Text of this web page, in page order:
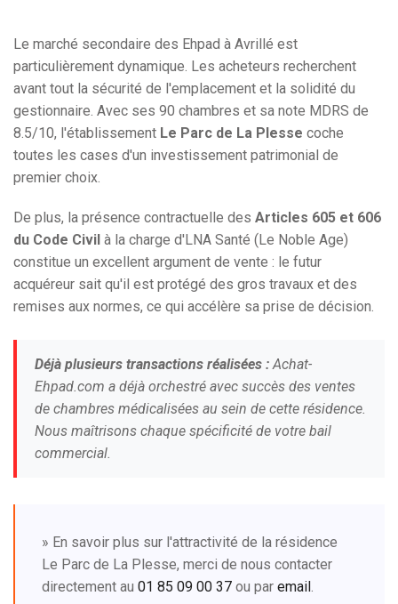
Le marché secondaire des Ehpad à Avrillé est
particulièrement dynamique. Les acheteurs recherchent
avant tout la sécurité de l'emplacement et la solidité du
gestionnaire. Avec ses 90 chambres et sa note MDRS de
8.5/10, l'établissement Le Parc de La Plesse coche
toutes les cases d'un investissement patrimonial de
premier choix.
De plus, la présence contractuelle des Articles 605 et 606
du Code Civil à la charge d'LNA Santé (Le Noble Age)
constitue un excellent argument de vente : le futur
acquéreur sait qu'il est protégé des gros travaux et des
remises aux normes, ce qui accélère sa prise de décision.
Déjà plusieurs transactions réalisées : Achat-
Ehpad.com a déjà orchestré avec succès des ventes
de chambres médicalisées au sein de cette résidence.
Nous maîtrisons chaque spécificité de votre bail
commercial.
» En savoir plus sur l'attractivité de la résidence
Le Parc de La Plesse, merci de nous contacter
directement au 01 85 09 00 37 ou par email